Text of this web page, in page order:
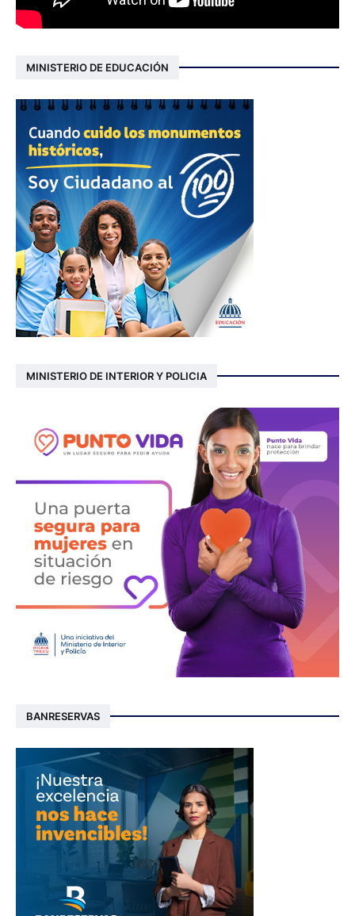
MINISTERIO DE EDUCACIÓN
MINISTERIO DE INTERIOR Y POLICIA
BANRESERVAS